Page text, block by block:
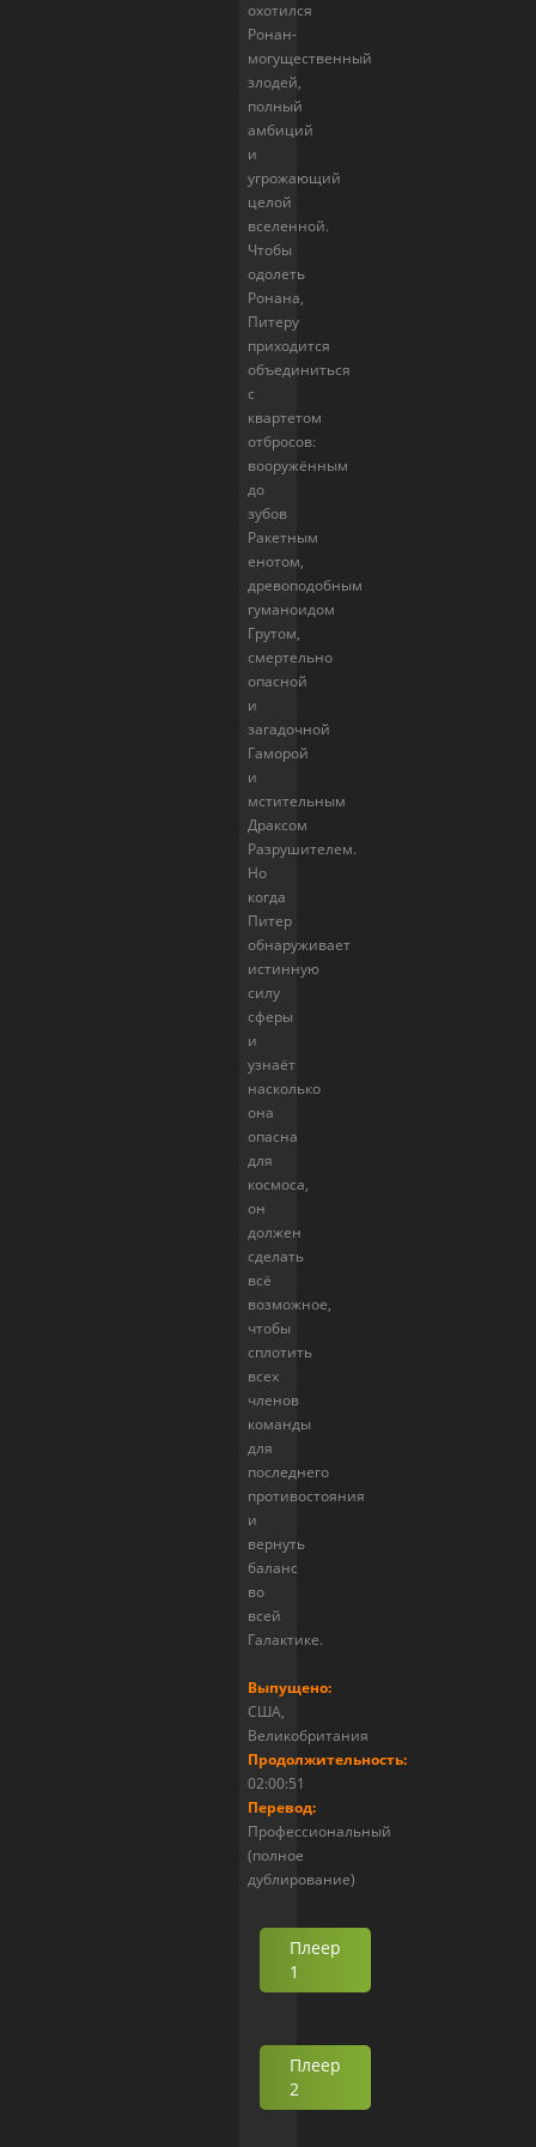
охотился
Ронан-
могущественный
злодей,
полный
амбиций
и
угрожающий
целой
вселенной.
Чтобы
одолеть
Ронана,
Питеру
приходится
объединиться
с
квартетом
отбросов:
вооружённым
до
зубов
Ракетным
енотом,
древоподобным
гуманоидом
Грутом,
смертельно
опасной
и
загадочной
Гаморой
и
мстительным
Драксом
Разрушителем.
Но
когда
Питер
обнаруживает
истинную
силу
сферы
и
узнаёт
насколько
она
опасна
для
космоса,
он
должен
сделать
всё
возможное,
чтобы
сплотить
всех
членов
команды
для
последнего
противостояния
и
вернуть
баланс
во
всей
Галактике.
Выпущено:
США,
Великобритания
Продолжительность:
02:00:51
Перевод:
Профессиональный
(полное
дублирование)
Плеер
1
Плеер
2